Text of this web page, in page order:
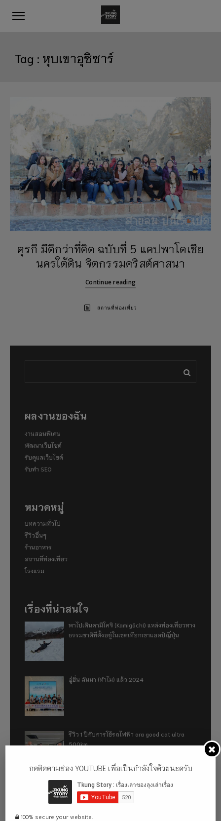
Tag : หุบเขาอุซิซาร์
ตุรกี มีดีกว่าที่คิด ฉบับที่ 5 แคปพาโดเชีย
นครใต้ดิน จิตกรรมคริสต์ศาสนา
Continue reading
สถานที่ท่องเที่ยว
ผลงานของฉัน
งานสอนพิเศษ
พัฒนาเว็บไซต์
รับดูแลเว็บไซต์
รับทำ SEO
หมวดหมู่
บทความทั่วไป
รีวิวอื่นๆ
ร้านอาหาร
สถานที่ท่องเที่ยว
โรงแรม
เรื่องที่น่าสนใจ
พาไปเดินคามิโคจิ (Kamigōchi) แหล่งท่องเที่ยวทาง
ธรรมชาติที่ตั้งอยู่ในเขตเทือกเขาแอลป์ญี่ปุ่น
อู่ฮั่น ฉันมา (ทำไม) แล้ว 2024
รีวิว 1 ปีกับการใช้รถไฟฟ้า ora good cat ultra
500km
เที่ยวฮ่องกง จะหลงได้ยังไง EP2
กดติดตามช่อง YOUTUBE เพื่อเป็นกำลังใจด้วยนะครับ
100% secure your website.